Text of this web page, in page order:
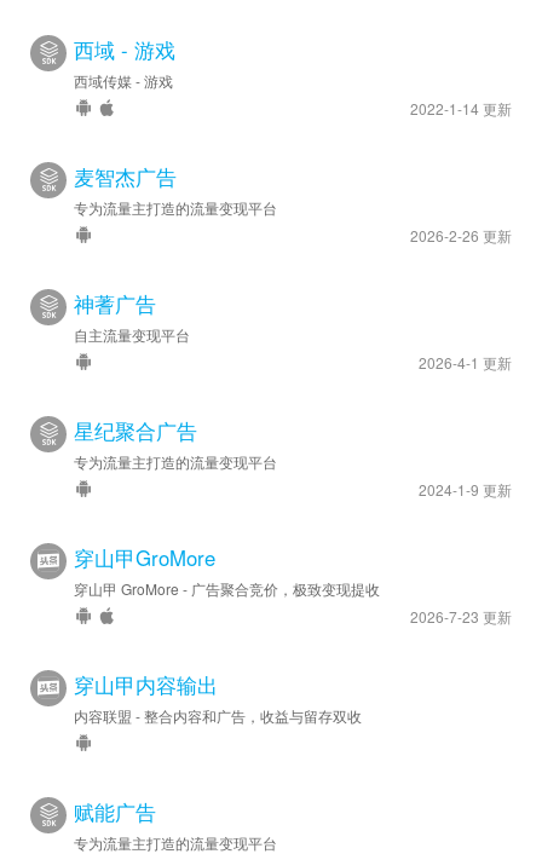
西域 - 游戏
西域传媒 - 游戏
2022-1-14 更新
麦智杰广告
专为流量主打造的流量变现平台
2026-2-26 更新
神蓍广告
自主流量变现平台
2026-4-1 更新
星纪聚合广告
专为流量主打造的流量变现平台
2024-1-9 更新
穿山甲GroMore
穿山甲 GroMore - 广告聚合竞价，极致变现提收
2026-7-23 更新
穿山甲内容输出
内容联盟 - 整合内容和广告，收益与留存双收
赋能广告
专为流量主打造的流量变现平台